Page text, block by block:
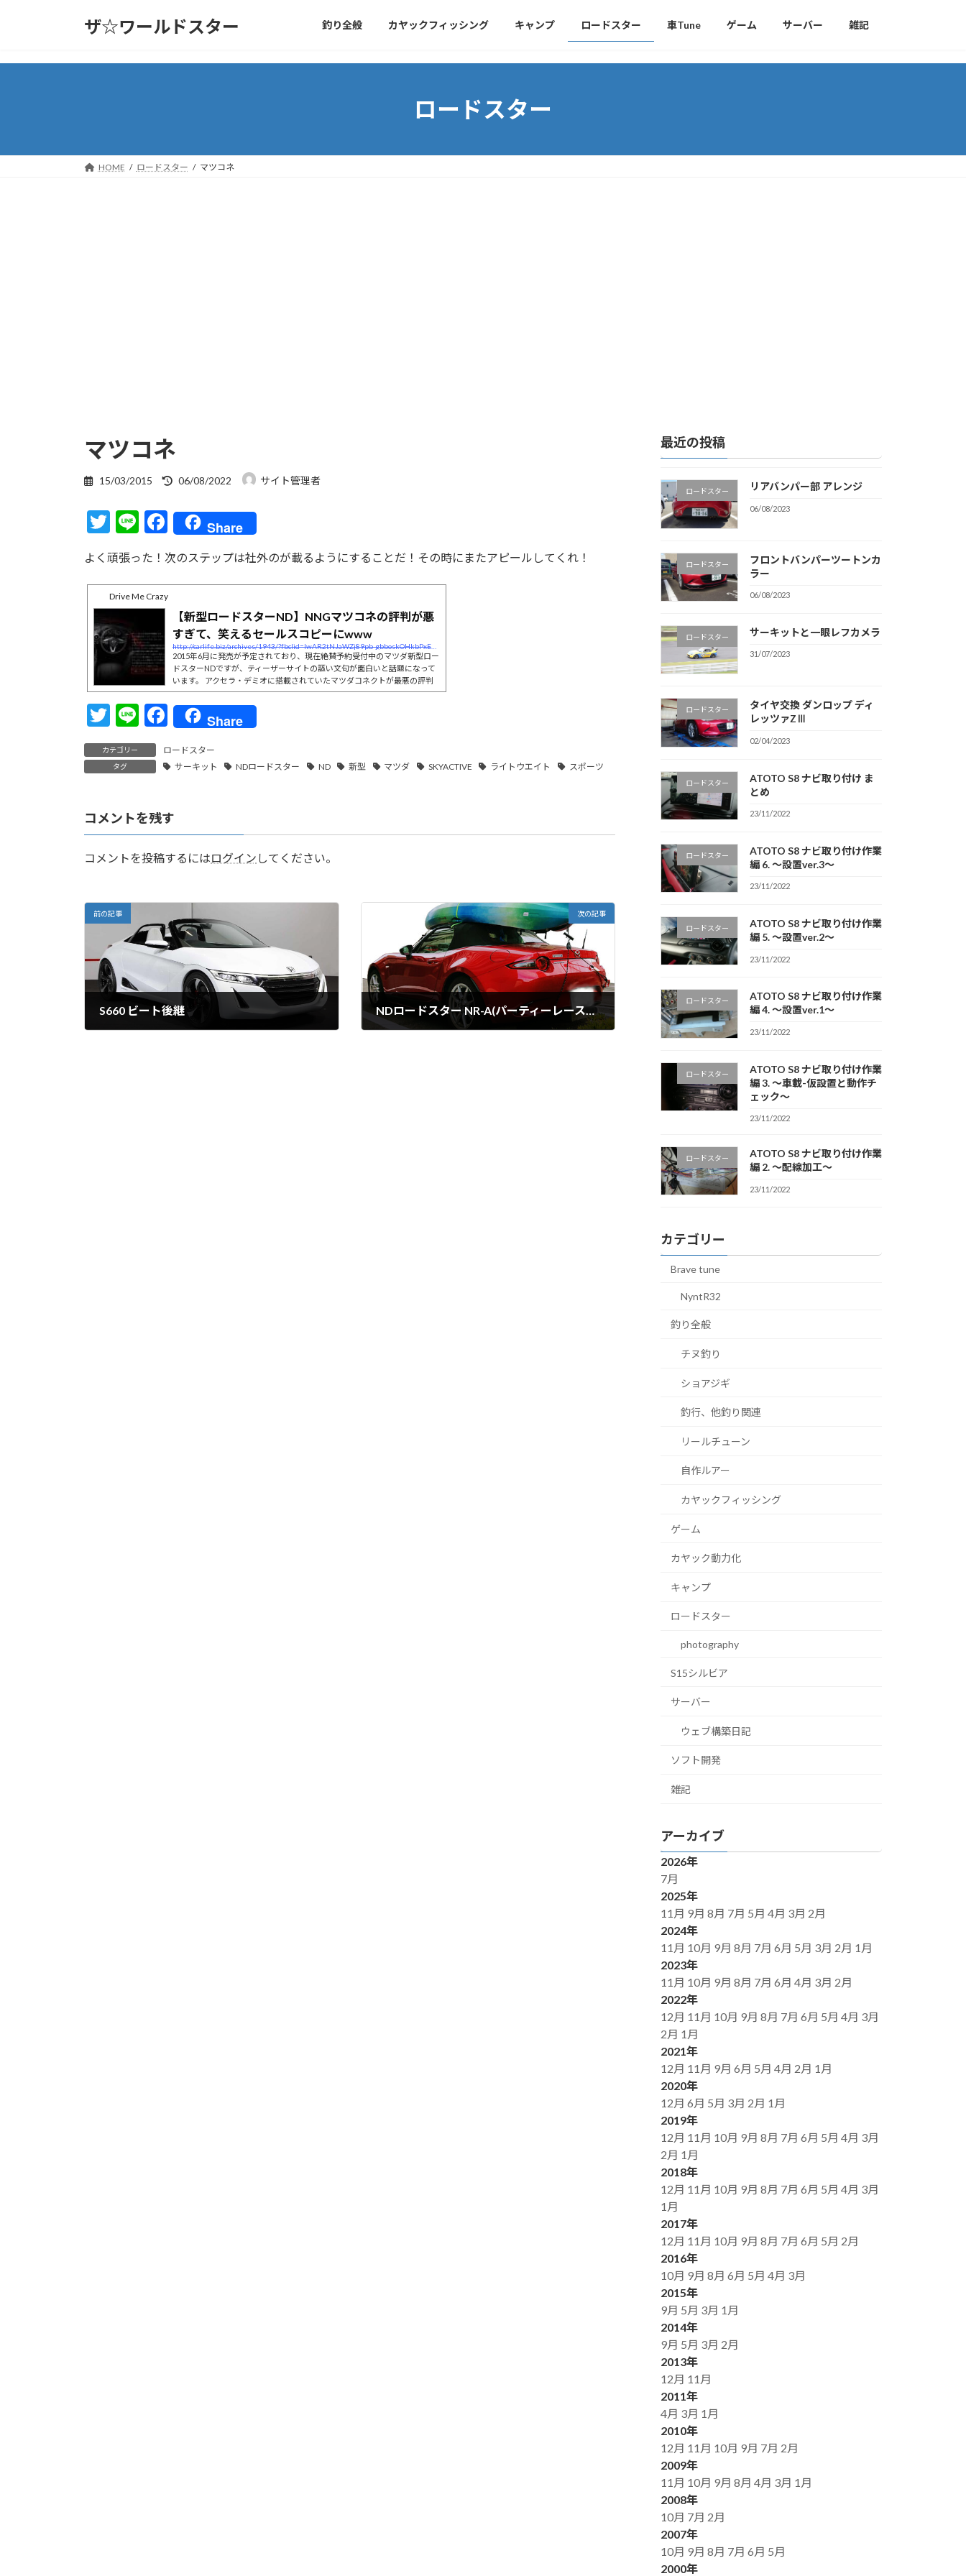
ン
ー
ザ☆ワールドスター 釣り全般 カヤックフィッシング キャンプ ロードスター 車Tune ゲーム サーバー 雑記
ロードスター
HOME ロードスター マツコネ
マツコネ
15/03/2015
最
新
日
:
06/08/2022 サイト管理者
T
w
itt
er
Li
e
F
ac
e
b
o
k
Share
よく頑張った！次のステップは社外のが載るようにすることだ！その時にまたアピールしてくれ！
Drive Me Crazy
【新型ロードスターND】NNGマツコネの評判が悪
すぎて、笑えるセールスコピーにwww
2015年6月に発売が予定されており、現在絶賛予約受付中のマツダ新型ロー
ドスターNDですが、ティーザーサイトの謳い文句が面白いと話題になって
います。 アクセラ・デミオに搭載されていたマツダコネクトが最悪の評判
なのは記憶に …
T
w
itt
Li
n
e
F
e
o
o
k
Share
カテゴリー ロードスター
タグ サーキット NDロードスター ND 新型 マツダ SKYACTIVE ライトウエイト スポーツ
コメントを残す
コメントを投稿するにはログイン してください。
前の記事
S660 ビート後継
次の記事
NDロードスター NR-A(パーティーレース仕様)発表
最近の投稿
ロードスター リアバンパー部 アレンジ
06/08/2023
ロードスター
フロントバンパーツートンカ
ラー
06/08/2023
ロードスター サーキットと一眼レフカメラ
31/07/2023
ロードスター
タイヤ交換 ダンロップ ディ
レッツァZⅢ
02/04/2023
ロードスター
ATOTO S8 ナビ取り付け ま
とめ
23/11/2022
ロードスター
ATOTO S8 ナビ取り付け作業
編 6. 〜設置ver.3〜
23/11/2022
ロードスター
ATOTO S8 ナビ取り付け作業
編 5. 〜設置ver.2〜
23/11/2022
ロードスター
ATOTO S8 ナビ取り付け作業
編 4. 〜設置ver.1〜
23/11/2022
ロードスター
ATOTO S8 ナビ取り付け作業
編 3. 〜車載-仮設置と動作チ
ェック〜
23/11/2022
ロードスター
ATOTO S8 ナビ取り付け作業
編 2. 〜配線加工〜
23/11/2022
カテゴリー
Brave tune
NyntR32
釣り全般
チヌ釣り
ショアジギ
釣行、他釣り関連
リールチューン
自作ルアー
カヤックフィッシング
ゲーム
カヤック動力化
キャンプ
ロードスター
photography
S15シルビア
サーバー
ウェブ構築日記
ソフト開発
雑記
アーカイブ
2026年
7月
2025年
11月 9月8月 7月 5月4月 3月 2月
2024年
11月 10月 9月8月 7月6月 5月 3月 2月 1月
2023年
11月 10月 9月8月 7月6月4月 3月 2月
2022年
12月 11月 10月 9月8月 7月6月 5月4月 3月
2月 1月
2021年
12月 11月 9月6月 5月4月 2月 1月
2020年
12月6月 5月 3月 2月 1月
2019年
12月 11月 10月 9月8月 7月6月 5月4月 3月
2月 1月
2018年
12月 11月 10月 9月8月 7月6月 5月4月 3月
1月
2017年
12月 11月 10月 9月8月 7月6月 5月 2月
2016年
10月 9月8月6月 5月4月 3月
2015年
9月 5月 3月 1月
2014年
9月 5月 3月 2月
2013年
12月 11月
2011年
4月 3月 1月
2010年
12月 11月 10月 9月 7月 2月
2009年
11月 10月 9月8月4月 3月 1月
2008年
10月 7月 2月
2007年
10月 9月8月 7月6月 5月
2000年